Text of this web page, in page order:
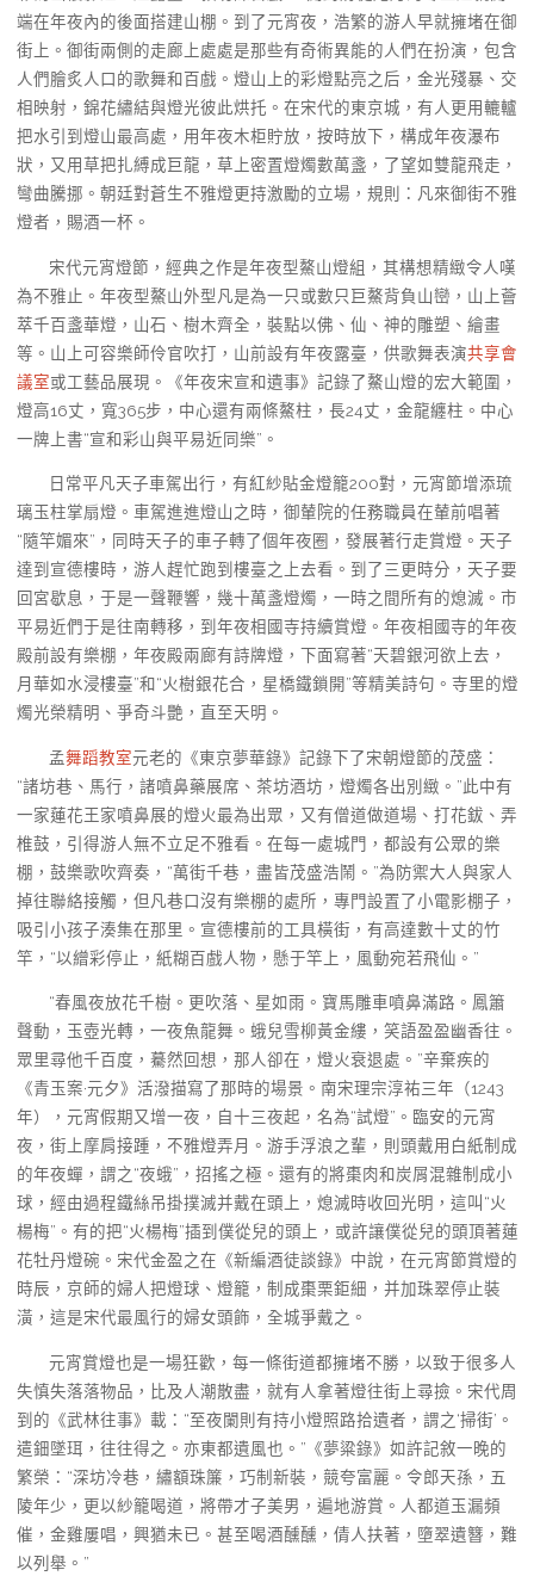
端在年夜內的後面搭建山棚。到了元宵夜，浩繁的游人早就擁堵在御
街上。御街兩側的走廊上處處是那些有奇術異能的人們在扮演，包含
人們膾炙人口的歌舞和百戲。燈山上的彩燈點亮之后，金光殘暴、交
相映射，錦花繡結與燈光彼此烘托。在宋代的東京城，有人更用轆轤
把水引到燈山最高處，用年夜木柜貯放，按時放下，構成年夜瀑布
狀，又用草把扎縛成巨龍，草上密置燈燭數萬盞，了望如雙龍飛走，
彎曲騰挪。朝廷對蒼生不雅燈更持激勵的立場，規則：凡來御街不雅
燈者，賜酒一杯。
宋代元宵燈節，經典之作是年夜型鰲山燈組，其構想精緻令人嘆
為不雅止。年夜型鰲山外型凡是為一只或數只巨鰲背負山巒，山上薈
萃千百盞華燈，山石、樹木齊全，裝點以佛、仙、神的雕塑、繪畫
等。山上可容樂師伶官吹打，山前設有年夜露臺，供歌舞表演共享會
議室或工藝品展現。《年夜宋宣和遺事》記錄了鰲山燈的宏大範圍，
燈高16丈，寬365步，中心還有兩條鰲柱，長24丈，金龍纏柱。中心
一牌上書“宣和彩山與平易近同樂”。
日常平凡天子車駕出行，有紅紗貼金燈籠200對，元宵節增添琉
璃玉柱掌扇燈。車駕進進燈山之時，御輦院的任務職員在輦前唱著
“隨竿媚來”，同時天子的車子轉了個年夜圈，發展著行走賞燈。天子
達到宣德樓時，游人趕忙跑到樓臺之上去看。到了三更時分，天子要
回宮歇息，于是一聲鞭響，幾十萬盞燈燭，一時之間所有的熄滅。市
平易近們于是往南轉移，到年夜相國寺持續賞燈。年夜相國寺的年夜
殿前設有樂棚，年夜殿兩廊有詩牌燈，下面寫著“天碧銀河欲上去，
月華如水浸樓臺”和“火樹銀花合，星橋鐵鎖開”等精美詩句。寺里的燈
燭光榮精明、爭奇斗艷，直至天明。
孟舞蹈教室元老的《東京夢華錄》記錄下了宋朝燈節的茂盛：
“諸坊巷、馬行，諸噴鼻藥展席、茶坊酒坊，燈燭各出別緻。”此中有
一家蓮花王家噴鼻展的燈火最為出眾，又有僧道做道場、打花鈸、弄
椎鼓，引得游人無不立足不雅看。在每一處城門，都設有公眾的樂
棚，鼓樂歌吹齊奏，“萬街千巷，盡皆茂盛浩鬧。”為防禦大人與家人
掉往聯絡接觸，但凡巷口沒有樂棚的處所，專門設置了小電影棚子，
吸引小孩子湊集在那里。宣德樓前的工具橫街，有高達數十丈的竹
竿，“以繒彩停止，紙糊百戲人物，懸于竿上，風動宛若飛仙。”
“春風夜放花千樹。更吹落、星如雨。寶馬雕車噴鼻滿路。鳳簫
聲動，玉壺光轉，一夜魚龍舞。蛾兒雪柳黃金縷，笑語盈盈幽香往。
眾里尋他千百度，驀然回想，那人卻在，燈火衰退處。”辛棄疾的
《青玉案·元夕》活潑描寫了那時的場景。南宋理宗淳祐三年（1243
年），元宵假期又增一夜，自十三夜起，名為“試燈”。臨安的元宵
夜，街上摩肩接踵，不雅燈弄月。游手浮浪之輩，則頭戴用白紙制成
的年夜蟬，謂之“夜蛾”，招搖之極。還有的將棗肉和炭屑混雜制成小
球，經由過程鐵絲吊掛撲滅并戴在頭上，熄滅時收回光明，這叫“火
楊梅”。有的把“火楊梅”插到僕從兒的頭上，或許讓僕從兒的頭頂著蓮
花牡丹燈碗。宋代金盈之在《新編酒徒談錄》中說，在元宵節賞燈的
時辰，京師的婦人把燈球、燈籠，制成棗栗鉅細，并加珠翠停止裝
潢，這是宋代最風行的婦女頭飾，全城爭戴之。
元宵賞燈也是一場狂歡，每一條街道都擁堵不勝，以致于很多人
失慎失落落物品，比及人潮散盡，就有人拿著燈往街上尋撿。宋代周
到的《武林往事》載：“至夜闌則有持小燈照路拾遺者，謂之‘掃街’。
遣鈿墜珥，往往得之。亦東都遺風也。”《夢粱錄》如許記敘一晚的
繁榮：“深坊冷巷，繡額珠簾，巧制新裝，競夸富麗。令郎天孫，五
陵年少，更以紗籠喝道，將帶才子美男，遍地游賞。人都道玉漏頻
催，金雞屢唱，興猶未已。甚至喝酒醺醺，倩人扶著，墮翠遺簪，難
以列舉。”